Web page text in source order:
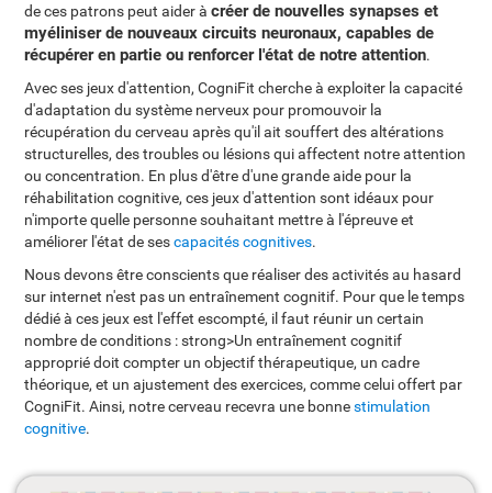
de ces patrons peut aider àcréer de nouvelles synapses et
myéliniser de nouveaux circuits neuronaux, capables de
récupérer en partie ou renforcer l'état de notre attention.
Avec ses jeux d'attention, CogniFit cherche à exploiter la capacité
d'adaptation du système nerveux pour promouvoir la
récupération du cerveau après qu'il ait souffert des altérations
structurelles, des troubles ou lésions qui affectent notre attention
ou concentration. En plus d'être d'une grande aide pour la
réhabilitation cognitive, ces jeux d'attention sont idéaux pour
n'importe quelle personne souhaitant mettre à l'épreuve et
améliorer l'état de sescapacités cognitives.
Nous devons être conscients que réaliser des activités au hasard
sur internet n'est pas un entraînement cognitif. Pour que le temps
dédié à ces jeux est l'effet escompté, il faut réunir un certain
nombre de conditions : strong>Un entraînement cognitif
approprié doit compter un objectif thérapeutique, un cadre
théorique, et un ajustement des exercices, comme celui offert par
CogniFit. Ainsi, notre cerveau recevra une bonnestimulation
cognitive.